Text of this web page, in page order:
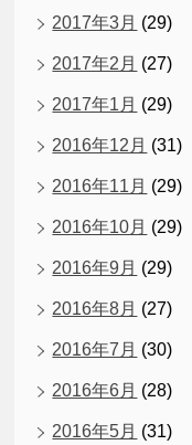
2017年3月 (29)
2017年2月 (27)
2017年1月 (29)
2016年12月 (31)
2016年11月 (29)
2016年10月 (29)
2016年9月 (29)
2016年8月 (27)
2016年7月 (30)
2016年6月 (28)
2016年5月 (31)